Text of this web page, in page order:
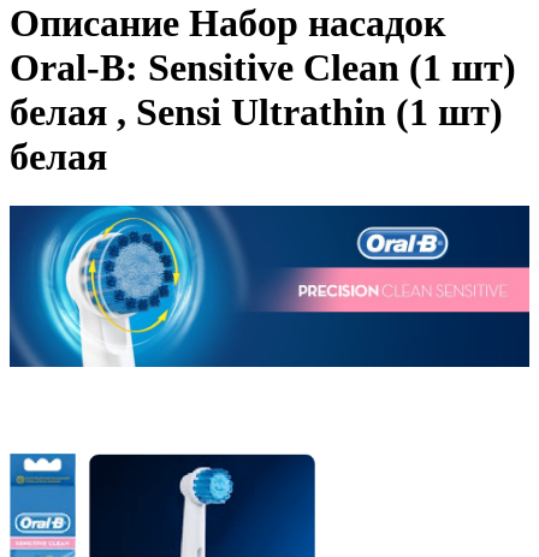
Описание Набор насадок
Oral-B: Sensitive Clean (1 шт)
белая , Sensi Ultrathin (1 шт)
белая